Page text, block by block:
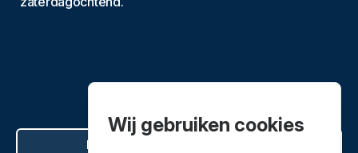
Hier de overeenkomst ontbinden
Wij gebruiken cookies